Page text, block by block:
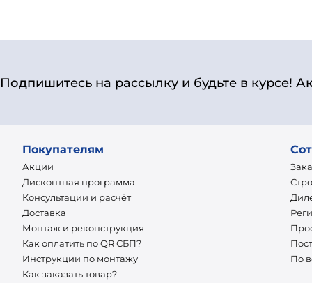
Подпишитесь на рассылку и будьте в курсе!
Покупателям
Акции
Дисконтная программа
Консультации и расчёт
Доставка
Монтаж и реконструкция
Как оплатить по QR СБП?
Инструкции по монтажу
Как заказать товар?
По